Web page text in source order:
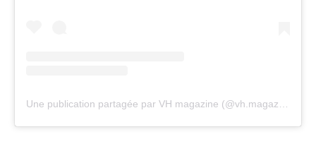
Une publication partagée par VH magazine (@vh.magazine)